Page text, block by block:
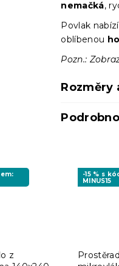
nemačká,
Povlak
oblíbenou
Pozn.:
Rozměry
z
-15 % s
MINUS15